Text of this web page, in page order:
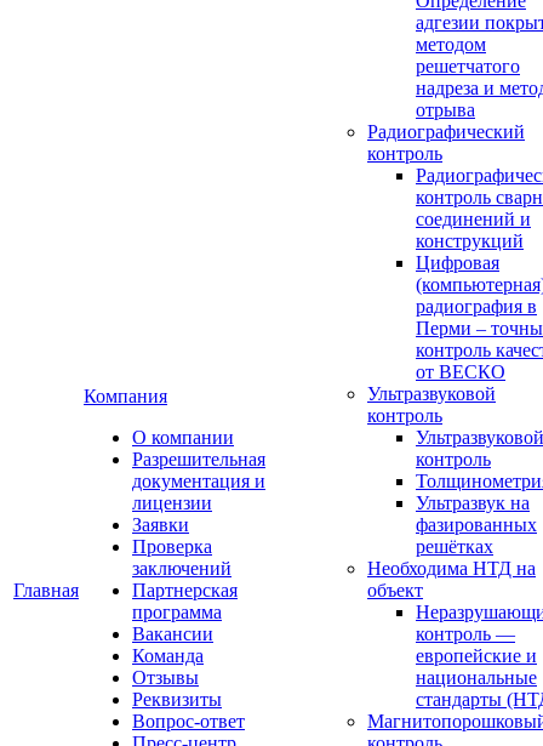
Главная
Компания
О компании
Разрешительная
документация и
лицензии
Заявки
Проверка
заключений
Партнерская
программа
Вакансии
Команда
Отзывы
Реквизиты
Вопрос-ответ
адгезии
методом
решетчатого
надреза и
отрыва
Радиографический
контроль
контроль
соединений и
конструкций
Цифровая
радиография в
Перми –
контроль
от ВЕСКО
Ультразвуковой
контроль
Ультразвуковой
контроль
Ультразвук на
фазированных
решётках
Необходима НТД на
объект
контроль —
европейские и
национальные
стандарты